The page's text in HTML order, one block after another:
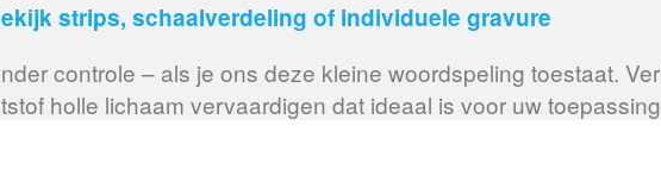
strips, schaalverdeling of individuele gravure
controle – als je ons deze kleine woordspeling toestaat.
holle lichaam vervaardigen dat ideaal is voor uw